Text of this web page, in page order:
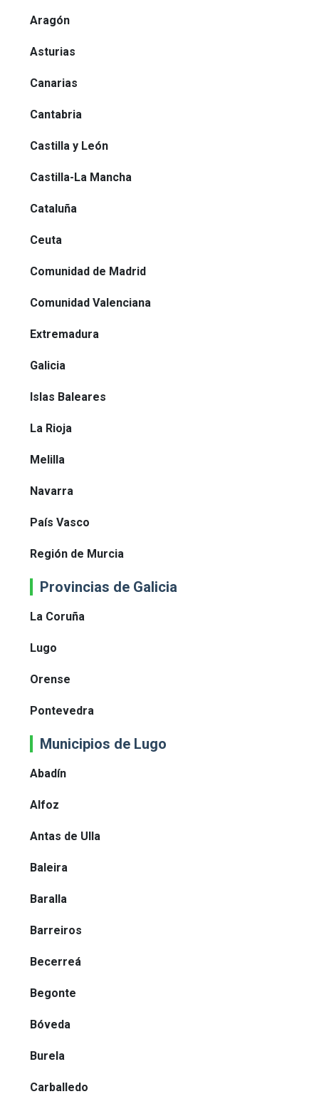
Aragón
Asturias
Canarias
Cantabria
Castilla y León
Castilla-La Mancha
Cataluña
Ceuta
Comunidad de Madrid
Comunidad Valenciana
Extremadura
Galicia
Islas Baleares
La Rioja
Melilla
Navarra
País Vasco
Región de Murcia
Provincias de Galicia
La Coruña
Lugo
Orense
Pontevedra
Municipios de Lugo
Abadín
Alfoz
Antas de Ulla
Baleira
Baralla
Barreiros
Becerreá
Begonte
Bóveda
Burela
Carballedo